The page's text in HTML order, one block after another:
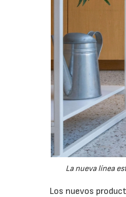
La nueva línea
Los nuevos